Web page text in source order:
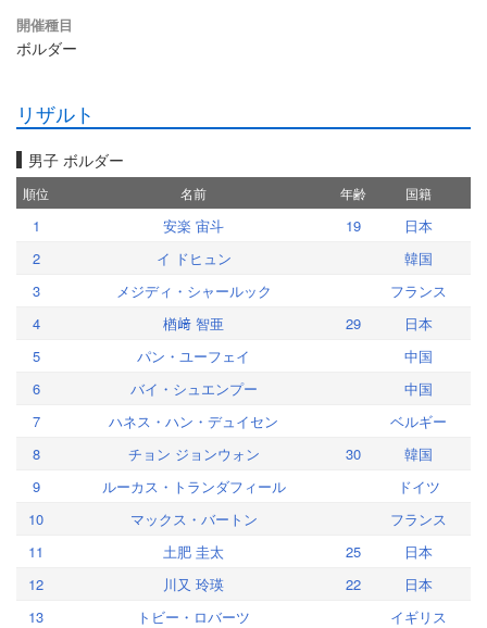
開催種目
ボルダー
リザルト
男子 ボルダー
順位 名前 年齢 国籍
1 安楽 宙斗 19
日本
2
イ ドヒュン
韓国
3
メジディ・シャールック
フランス
4
楢﨑 智亜 29
日本
5
パン・ユーフェイ
中国
6
バイ・シュエンプー
中国
7
ハネス・ハン・デュイセン
ベルギー
8
チョン ジョンウォン 30
韓国
9
ルーカス・トランダフィール
ドイツ
10
マックス・バートン
フランス
11
土肥 圭太 25
日本
12
川又 玲瑛 22
日本
13
トビー・ロバーツ
イギリス